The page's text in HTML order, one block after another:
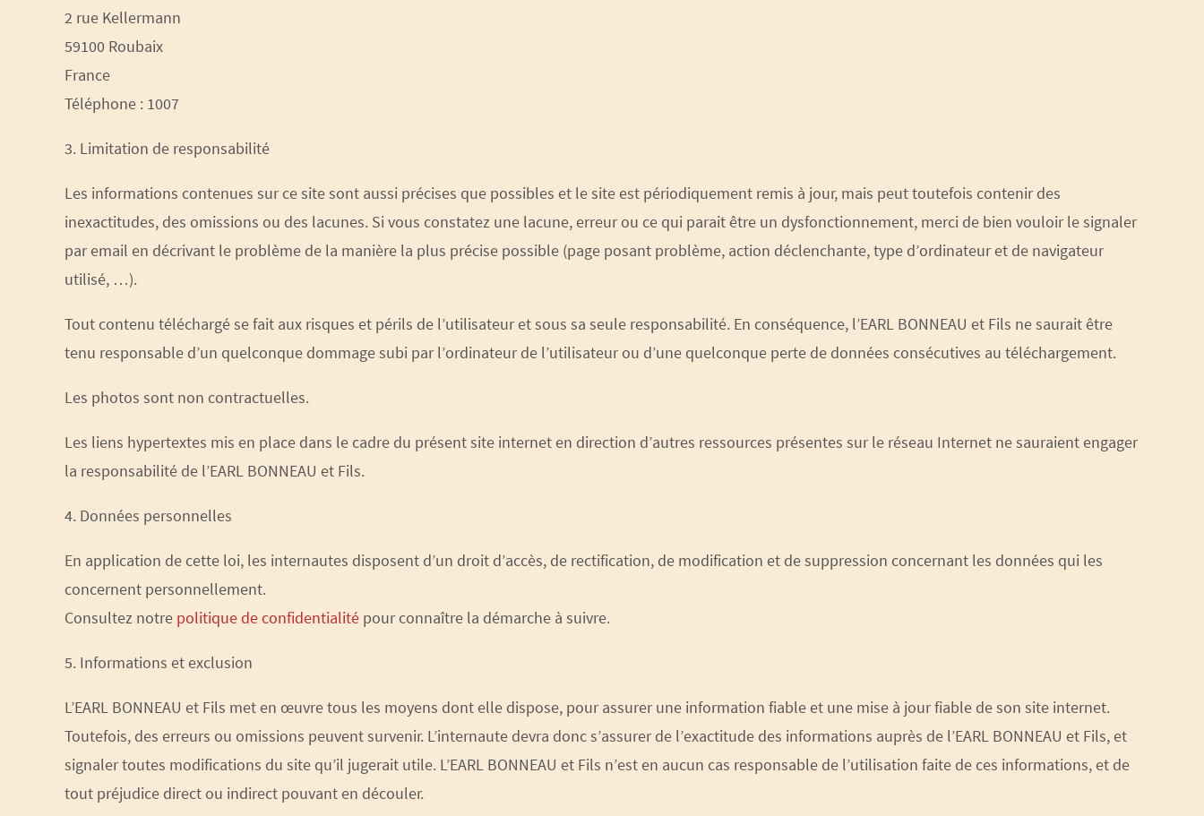
2 rue Kellermann
59100 Roubaix
France
Téléphone : 1007
3. Limitation de responsabilité
Les informations contenues sur ce site sont aussi précises que possibles et le site est périodiquement remis à jour, mais peut toutefois contenir des
inexactitudes, des omissions ou des lacunes. Si vous constatez une lacune, erreur ou ce qui parait être un dysfonctionnement, merci de bien vouloir le signaler
par email en décrivant le problème de la manière la plus précise possible (page posant problème, action déclenchante, type d’ordinateur et de navigateur
utilisé, …).
Tout contenu téléchargé se fait aux risques et périls de l’utilisateur et sous sa seule responsabilité. En conséquence, l’EARL BONNEAU et Fils ne saurait être
tenu responsable d’un quelconque dommage subi par l’ordinateur de l’utilisateur ou d’une quelconque perte de données consécutives au téléchargement.
Les photos sont non contractuelles.
Les liens hypertextes mis en place dans le cadre du présent site internet en direction d’autres ressources présentes sur le réseau Internet ne sauraient engager
la responsabilité de l’EARL BONNEAU et Fils.
4. Données personnelles
En application de cette loi, les internautes disposent d’un droit d’accès, de rectification, de modification et de suppression concernant les données qui les
concernent personnellement.
Consultez notre politique de confidentialité pour connaître la démarche à suivre.
5. Informations et exclusion
L’EARL BONNEAU et Fils met en œuvre tous les moyens dont elle dispose, pour assurer une information fiable et une mise à jour fiable de son site internet.
Toutefois, des erreurs ou omissions peuvent survenir. L’internaute devra donc s’assurer de l’exactitude des informations auprès de l’EARL BONNEAU et Fils, et
signaler toutes modifications du site qu’il jugerait utile. L’EARL BONNEAU et Fils n’est en aucun cas responsable de l’utilisation faite de ces informations, et de
tout préjudice direct ou indirect pouvant en découler.